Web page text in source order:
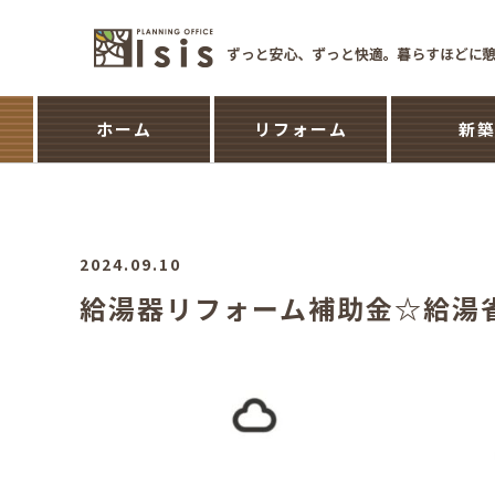
ホーム リフォーム 新築
2024.09.10
給湯器リフォーム補助金☆給湯